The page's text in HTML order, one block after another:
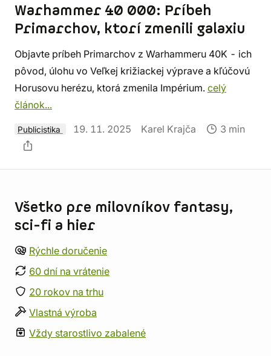
Warhammer 40 000: Príbeh
Primarchov, ktorí zmenili galaxiu
Objavte príbeh Primarchov z Warhammeru 40K - ich
pôvod, úlohu vo Veľkej križiackej výprave a kľúčovú
Horusovu herézu, ktorá zmenila Impérium. celý
článok...
Publicistika 19. 11. 2025 Karel Krajča 3 min
Všetko pre milovníkov fantasy,
sci-fi a hier
Rýchle doručenie
60 dní na vrátenie
20 rokov na trhu
Vlastná výroba
Vždy starostlivo zabalené